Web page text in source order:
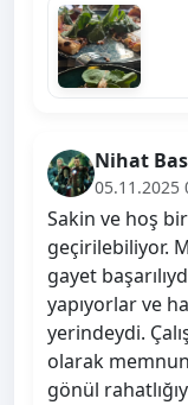
Nihat
05.11.2025
Sakin ve hoş
geçirilebiliyor.
gayet
yapıyorlar ve
yerindeydi.
olarak
gönül